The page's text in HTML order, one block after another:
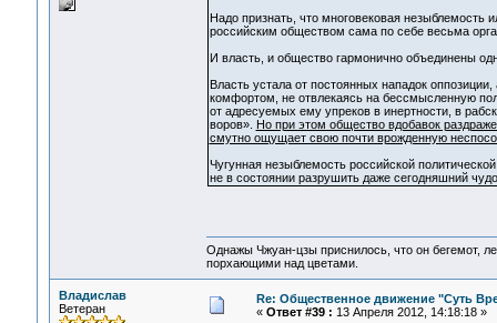
Надо признать, что многовековая незыблемость
российским обществом сама по себе весьма
И власть, и общество гармонично объединены
Власть устала от постоянных нападок
комфортом, не отвлекаясь на бессмысленную
от адресуемых ему упреков в инертности, в
воров».
Но при этом общество вдобавок
смутно ощущает свою почти врожденную
Чугунная незыблемость российской
не в состоянии разрушить даже сегодняшний
Однажы Чжуан-цзы приснилось, что он бегемот,
порхающими над цветами.
Владислав
Ветеран
Re: Общественное движение "Суть
« Ответ #39 : 13 Апреля 2012, 14:18:18 »